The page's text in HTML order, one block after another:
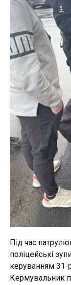
Під час
поліцейські
керуванням 31-
Кермувальник